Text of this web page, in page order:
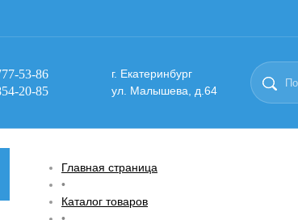
53-86
20-85
г. Екатеринбург
ул. Малышева, д.64
Главная страница
•
Каталог товаров